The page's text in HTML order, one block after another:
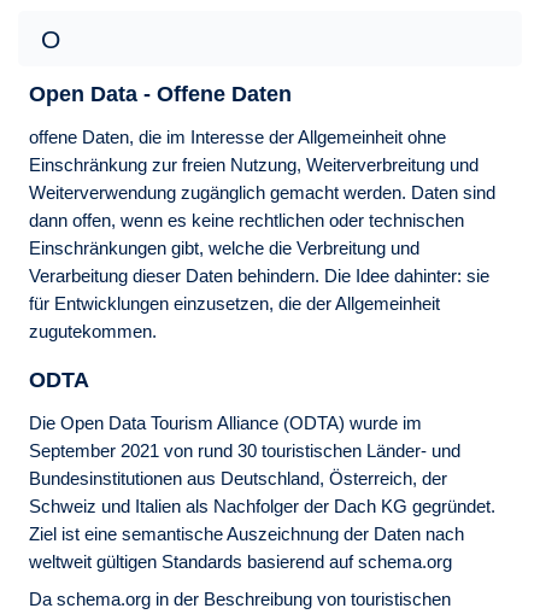
O
Open Data - Offene Daten
offene Daten, die im Interesse der Allgemeinheit ohne
Einschränkung zur freien Nutzung, Weiterverbreitung und
Weiterverwendung zugänglich gemacht werden. Daten sind
dann offen, wenn es keine rechtlichen oder technischen
Einschränkungen gibt, welche die Verbreitung und
Verarbeitung dieser Daten behindern. Die Idee dahinter: sie
für Entwicklungen einzusetzen, die der Allgemeinheit
zugutekommen.
ODTA
Die Open Data Tourism Alliance (ODTA) wurde im
September 2021 von rund 30 touristischen Länder- und
Bundesinstitutionen aus Deutschland, Österreich, der
Schweiz und Italien als Nachfolger der Dach KG gegründet.
Ziel ist eine semantische Auszeichnung der Daten nach
weltweit gültigen Standards basierend auf schema.org
Da schema.org in der Beschreibung von touristischen